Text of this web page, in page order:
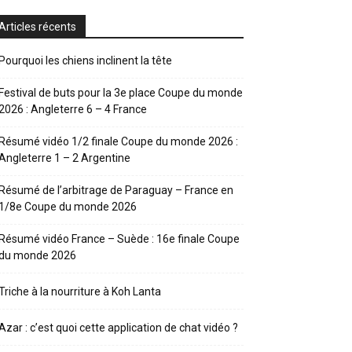
récents
les chiens inclinent la tête
de buts pour la 3e place Coupe du monde
: Angleterre 6 – 4 France
vidéo 1/2 finale Coupe du monde 2026 :
1 – 2 Argentine
de l’arbitrage de Paraguay – France en
8e Coupe du monde 2026
vidéo France – Suède : 16e finale Coupe
monde 2026
à la nourriture à Koh Lanta
: c’est quoi cette application de chat vidéo ?